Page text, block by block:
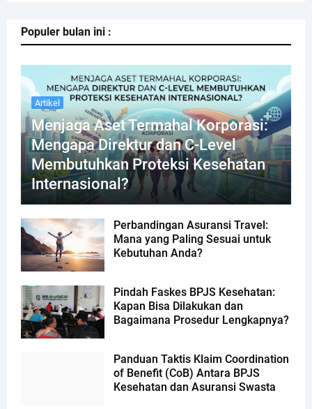
Populer bulan ini :
Artikel
Menjaga Aset Termahal Korporasi:
Mengapa Direktur dan C-Level
Membutuhkan Proteksi Kesehatan
Internasional?
Perbandingan Asuransi Travel:
Mana yang Paling Sesuai untuk
Kebutuhan Anda?
Pindah Faskes BPJS Kesehatan:
Kapan Bisa Dilakukan dan
Bagaimana Prosedur Lengkapnya?
Panduan Taktis Klaim Coordination
of Benefit (CoB) Antara BPJS
Kesehatan dan Asuransi Swasta